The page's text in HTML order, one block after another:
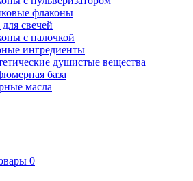
флаконы
свечей
с палочкой
ингредиенты
душистые вещества
база
масла
0